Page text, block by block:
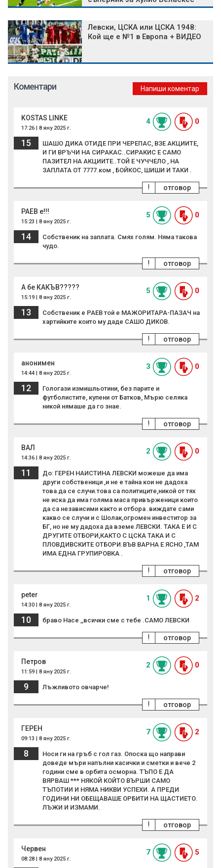
Левски, ЦСКА или ЦСКА 1948:
Кой ще е №1 в Европа + ВИДЕО
Коментари Напиши коментар
KOSTAS LINKE
17:26 | 8 яну 2025 г.
4 0
15
ШАШО ДИКА ОТИДЕ ПРИ ЧЕРЕПАС, ВЗЕ АКЦИИТЕ,
И ГИ ВРЪЧИ НА СИРАКАС..СИРАКИС Е САМО
ПАЗИТЕЛ НА АКЦИИТЕ..ТОЙ Е ЧУЧЧЕЛО , НА
ЗАПЛАТА ОТ 7777.ком , БОЙКОС, ШИШИ И ТАКИ .
отговор
!
РАЕВ е!!!
15:23 | 8 яну 2025 г.
5 0
14
Собственик на заплата. Смях голям. Няма такова
чудо.
отговор
!
А бе КАКЪВ?????
15:19 | 8 яну 2025 г.
5 0
13
Собственик е РАЕВ той е МАЖОРИТАРА-ПАЗАЧ на
хартийките които му даде САШО ДИКОВ.
отговор
!
анонимен
14:44 | 8 яну 2025 г.
3 0
12
Гологази измишльотини, без парите и
футболистите, купени от Батков, Мърю селяка
никой нямаше да го знае.
отговор
!
ВАЛ
14:36 | 8 яну 2025 г.
2 0
11
До: ГЕРЕН НАИСТИНА ЛЕВСКИ можеше да има
други собственици ,и не е тайна кои не дадоха
това да се случи.това са политиците,никой от тях
не иска да има голяма маса привърженици които
да са независими както и отбора .виждате сами
какво се случи и с Шолак,огромен инвеститор за
БГ, но не му дадоха да вземе ЛЕВСКИ. ТАКА Е И С
ДРУГИТЕ ОТБОРИ,КАКТО С ЦСКА ТАКА И С
ПЛОВДИВСКИТЕ ОТБОРИ.ВЪВ ВАРНА Е ЯСНО ,ТАМ
ИМА ЕДНА ГРУПИРОВКА .
отговор
!
peter
14:30 | 8 яну 2025 г.
1 2
10 браво Насе ,,всички сме с тебе .САМО ЛЕВСКИ
отговор
!
Петров
11:59 | 8 яну 2025 г.
2 0
9 Лъжливото овчарче!
отговор
!
ГЕРЕН
09:13 | 8 яну 2025 г.
7 2
8
Носи ги на гръб с гол газ. Опоска що направи
доведе мъри напълни касички и сметки и вече 2
години сме в орбита осморна. ТЪПО Е ДА
ВЯРВАШ *** НЯКОЙ КОЙТО ВЪРШИ САМО
ТЪПОТИИ И НЯМА НИКВИ УСПЕХИ. А ПРЕДИ
ГОДИНИ НИ ОБЕЩАВАШЕ ОРБИТИ НА ЩАСТИЕТО.
ЛЪЖИ И ИЗМАМИ.
отговор
!
Червен
08:28 | 8 яну 2025 г.
7 5